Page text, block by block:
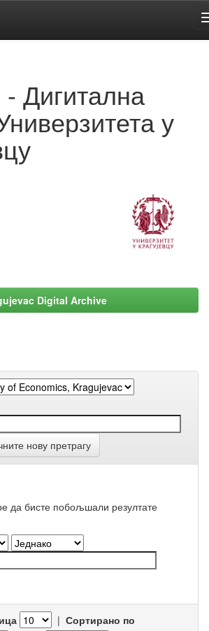
Дигитална
у
Digital Archive
нову претрагу
да бисте побољшали резултате
| Сортирано по